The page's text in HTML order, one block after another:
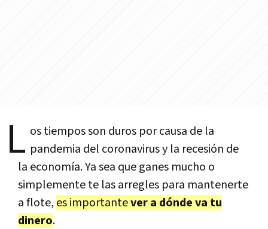
L os tiempos son duros por causa de la
pandemia del coronavirus y la recesión de
la economía. Ya sea que ganes mucho o
simplemente te las arregles para mantenerte
a flote, es importantever a dónde va tu
dinero.